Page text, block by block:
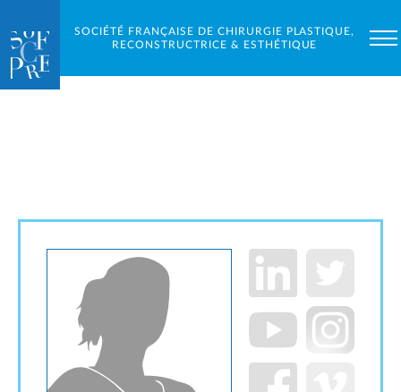
SOCIÉTÉ FRANÇAISE DE CHIRURGIE PLASTIQUE,
RECONSTRUCTRICE & ESTHÉTIQUE